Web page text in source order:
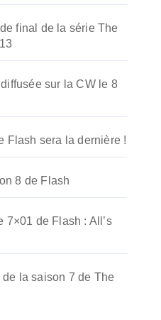
final de la série The
sur la CW le 8
Flash sera la dernière !
8 de Flash
7×01 de Flash : All’s
la saison 7 de The